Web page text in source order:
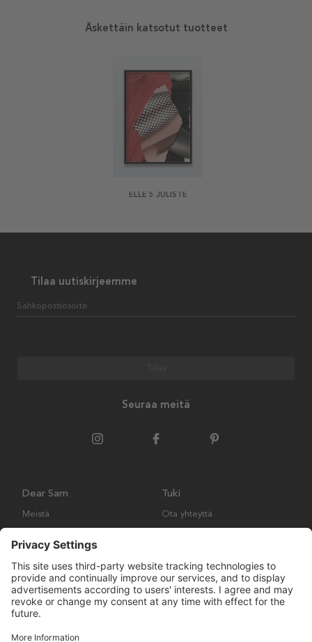
Äskettäin katsotut tuotteet
ELLE 5 JULISTE
Tilaa uutiskirjeemme
Sähköpostiosoite
Seuraa meitä
Dear Sam
Meistä
Tuki
Ota yhteyttä
Palautukset ja vaatimukset